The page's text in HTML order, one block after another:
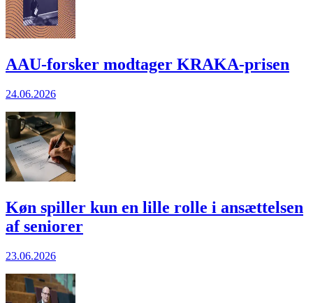
AAU-forsker modtager KRAKA-prisen
24.06.2026
Køn spiller kun en lille rolle i ansættelsen
af seniorer
23.06.2026